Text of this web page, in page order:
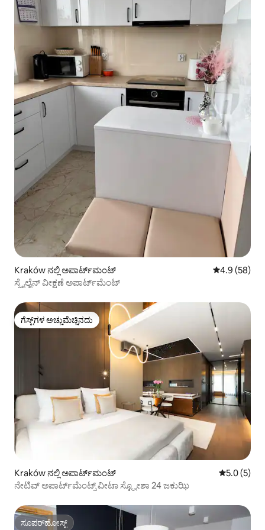
Kraków ನಲ್ಲಿ ಅಪಾರ್ಟ್‌ಮಂಟ್ 5 ರಲ್ಲಿ 4.9
4.9 (58)
ಸ್ಕೈಲೈನ್ ವೀಕ್ಷಣೆ ಅಪಾರ್ಟ್‌ಮೆಂಟ್
ಗೆಸ್ಟ್‌ಗಳ ಅಚ್ಚುಮೆಚ್ಚಿನದು
ಗೆಸ್ಟ್‌ಗಳ ಅಚ್ಚುಮೆಚ್ಚಿನದು
Kraków ನಲ್ಲಿ ಅಪಾರ್ಟ್‌ಮಂಟ್ 5 ರಲ್ಲಿ 5.0
5.0 (5)
ನೇಟಿವ್ ಅಪಾರ್ಟ್‌ಮೆಂಟ್ಸ್ ವೀಟಾ ಸ್ಟ್ವೋಶಾ 24 ಜಕುಝಿ
ಸೂಪರ್‌ಹೋಸ್ಟ್